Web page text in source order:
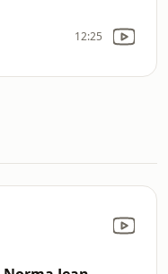
12:25